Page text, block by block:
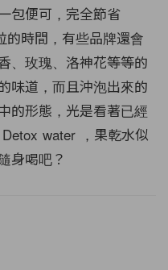
包便可，完全節省
時間，有些品牌還會
、玫瑰、洛神花等等的
味道，而且沖泡出來的
的形態，光是看著已經
water ，果乾水似
身喝吧？